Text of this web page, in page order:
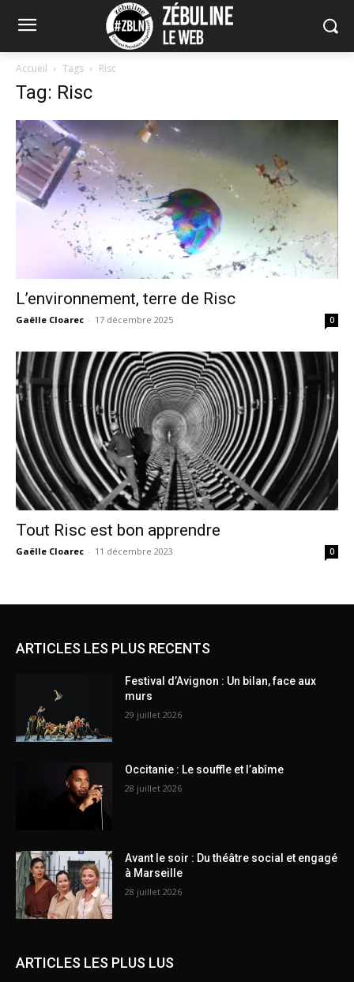
Accueil Tags Risc
Tag: Risc
L’environnement, terre de Risc
Gaëlle Cloarec - 17 décembre 2025 0
Tout Risc est bon apprendre
Gaëlle Cloarec - 11 décembre 2023 0
ARTICLES LES PLUS RECENTS
Festival d’Avignon : Un bilan, face aux
murs
29 juillet 2026
Occitanie : Le souffle et l’abîme
28 juillet 2026
Avant le soir : Du théâtre social et engagé
à Marseille
28 juillet 2026
ARTICLES LES PLUS LUS